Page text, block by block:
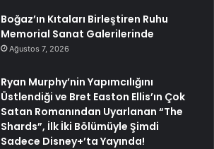
Boğaz’ın Kıtaları Birleştiren Ruhu
Memorial Sanat Galerilerinde
Ağustos 7, 2026
Ryan Murphy’nin Yapımcılığını
Üstlendiği ve Bret Easton Ellis’ın Çok
Satan Romanından Uyarlanan “The
Shards”, İlk İki Bölümüyle Şimdi
Sadece Disney+’ta Yayında!